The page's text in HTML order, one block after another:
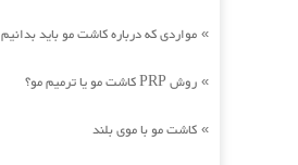
» مواردی که درباره کاشت مو باید بدانیم
» روش PRP کاشت مو یا ترمیم مو؟
» کاشت مو با موی بلند